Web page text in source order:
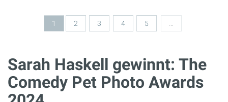
Seiten
1 2 3 4 5
Sarah Haskell gewinnt: The
Comedy Pet Photo Awards